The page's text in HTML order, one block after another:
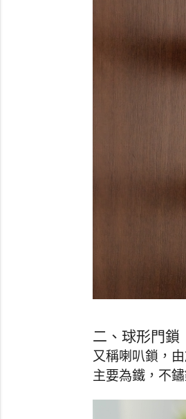
二、球形門鎖
又稱喇叭鎖，
主要為鐵，不